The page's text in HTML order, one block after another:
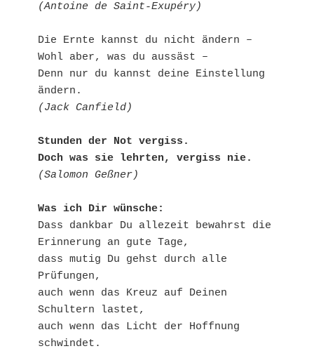
(Antoine de Saint-Exupéry)
Die Ernte kannst du nicht ändern –
Wohl aber, was du aussäst –
Denn nur du kannst deine Einstellung
(Jack Canfield)
Stunden der Not vergiss.
Doch was sie lehrten, vergiss nie.
(Salomon Geßner)
Was ich Dir wünsche:
Dass dankbar Du allezeit bewahrst die
Erinnerung an gute Tage,
dass mutig Du gehst durch alle
Prüfungen,
auch wenn das Kreuz auf Deinen
Schultern lastet,
auch wenn das Licht der Hoffnung
schwindet.